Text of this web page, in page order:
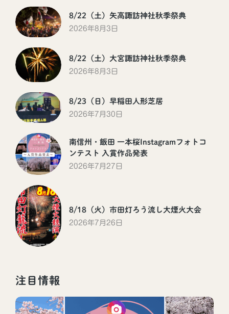
8/22（土）矢高諏訪神社秋季祭典
2026年8月3日
8/22（土）大宮諏訪神社秋季祭典
2026年8月3日
8/23（日）早稲田人形芝居
2026年7月30日
南信州・飯田 一本桜Instagramフォトコ
ンテスト 入賞作品発表
2026年7月27日
8/18（火）市田灯ろう流し大煙火大会
2026年7月26日
注目情報